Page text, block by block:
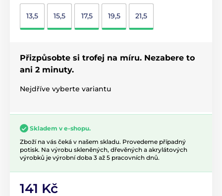
13,5 15,5 17,5 19,5 21,5
Přizpůsobte si trofej na míru. Nezabere to
ani 2 minuty.
Nejdříve vyberte variantu
Skladem v e-shopu.
Zboží na vás čeká v našem skladu. Provedeme případný
potisk. Na výrobu skleněných, dřevěných a akrylátových
výrobků je výrobní doba 3 až 5 pracovních dnů.
141 Kč